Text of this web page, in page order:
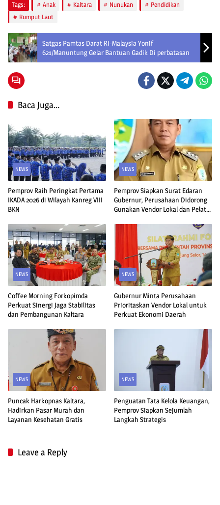
Tags: Anak Kaltara Nunukan
Pendidikan
Rumput Laut
Satgas Pamtas Darat RI-Malaysia Yonif
621/Manuntung Gelar Bantuan Gadik Di perbatasan
Baca Juga...
NEWS
Pemprov Raih Peringkat Pertama
IKADA 2026 di Wilayah Kanreg VIII
BKN
NEWS
Pemprov Siapkan Surat Edaran
Gubernur, Perusahaan Didorong
Gunakan Vendor Lokal dan Pelat
NEWS
Coffee Morning Forkopimda
Perkuat Sinergi Jaga Stabilitas
dan Pembangunan Kaltara
NEWS
Gubernur Minta Perusahaan
Prioritaskan Vendor Lokal untuk
Perkuat Ekonomi Daerah
NEWS
Puncak Harkopnas Kaltara,
Hadirkan Pasar Murah dan
Layanan Kesehatan Gratis
NEWS
Penguatan Tata Kelola Keuangan,
Pemprov Siapkan Sejumlah
Langkah Strategis
Leave a Reply